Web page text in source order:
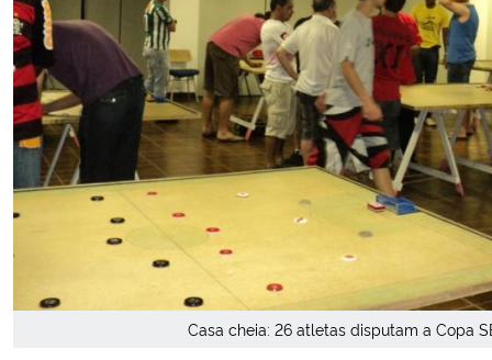
Secretaria de Governo
Gabinete de Segurança Institucional
Advocacia-Geral da União
Banco Central do Brasil
Casa cheia: 26 atletas disputam a Copa